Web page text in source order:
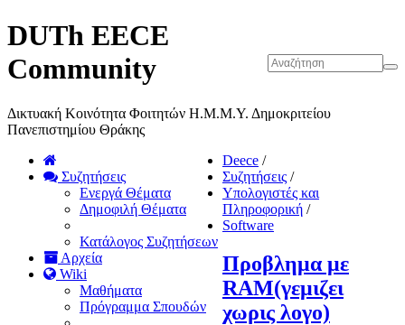
DUTh EECE
Community
Δικτυακή Κοινότητα Φοιτητών Η.Μ.Μ.Υ. Δημοκριτείου
Πανεπιστημίου Θράκης
Συζητήσεις
Ενεργά Θέματα
Δημοφιλή Θέματα
Κατάλογος Συζητήσεων
Αρχεία
Wiki
Μαθήματα
Πρόγραμμα Σπουδών
Deece /
Συζητήσεις /
Υπολογιστές και
Πληροφορική /
Software
Προβλημα με
RAM(γεμιζει
χωρις λογο)